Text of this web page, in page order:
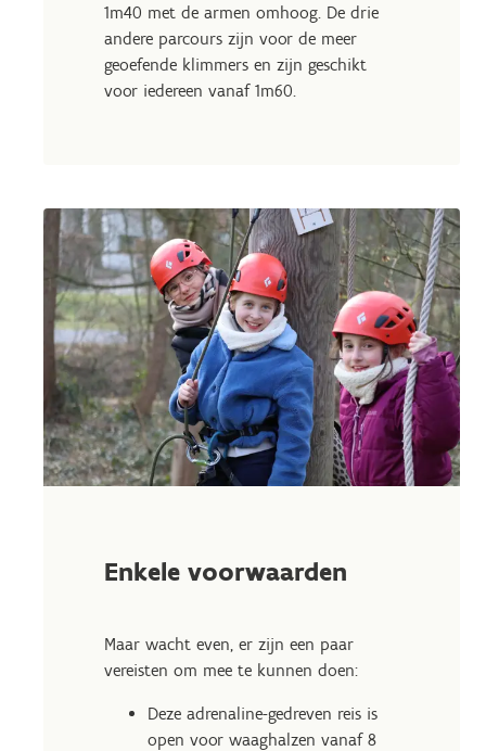
1m40 met de armen omhoog. De drie
andere parcours zijn voor de meer
geoefende klimmers en zijn geschikt
voor iedereen vanaf 1m60.
Enkele voorwaarden
Maar wacht even, er zijn een paar
vereisten om mee te kunnen doen:
Deze adrenaline-gedreven reis is
open voor waaghalzen vanaf 8